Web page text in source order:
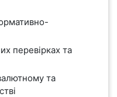
перевірках та
та